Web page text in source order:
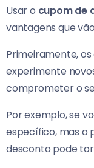
Usar o cupom de
vantagens que
Primeiramente,
experimente
comprometer o
Por exemplo, se
específico, mas o
desconto pode